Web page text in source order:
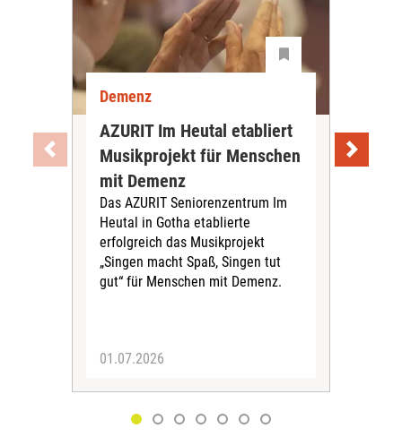
Demenz
AZURIT Im Heutal etabliert
Musikprojekt für Menschen
mit Demenz
Das AZURIT Seniorenzentrum Im
Heutal in Gotha etablierte
erfolgreich das Musikprojekt
„Singen macht Spaß, Singen tut
gut“ für Menschen mit Demenz.
01.07.2026